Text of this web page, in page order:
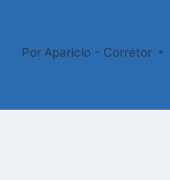
Por Aparicio - Corretor